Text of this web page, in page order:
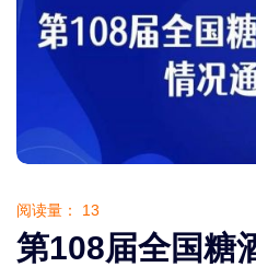
阅读量： 13
第108届全国糖